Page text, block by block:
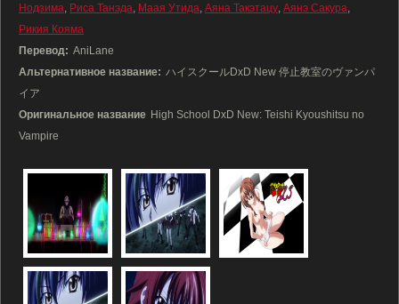
Нодзима, Риса Танэда, Маая Утида, Аяна Такэтацу, Аянэ Сакура,
Рикия Кояма
Перевод: AniLane
Альтернативное название: ハイスクールDxD New 停止教室のヴァンパ
イア
Оригинальное название High School DxD New: Teishi Kyoushitsu no
Vampire